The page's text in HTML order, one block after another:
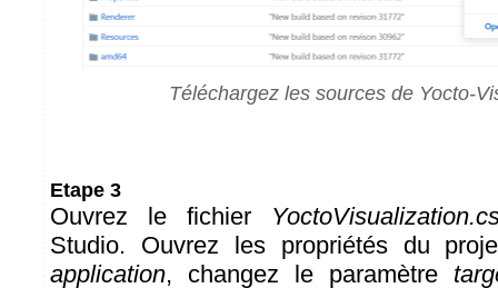
Téléchargez les sources de Yocto-
Etape 3
Ouvrez le fichier
Studio. Ouvrez les propriétés du
application, changez le paramètre